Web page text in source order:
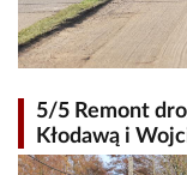
5/5 Remont
Kłodawą i